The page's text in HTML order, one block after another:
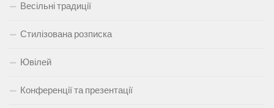
Весільні традиції
Стилізована розписка
Ювілей
Конференції та презентації